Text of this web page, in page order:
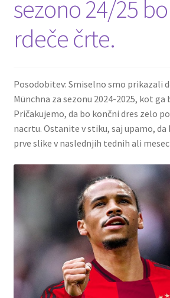
sezono 24/25
rdeče črte.
Posodobitev: Smiselno smo prikazali
Münchna za sezonu 2024-2025, kot ga
Pričakujemo, da bo končni dres zelo
nacrtu. Ostanite v stiku, saj upamo,
prve slike v naslednjih tednih ali